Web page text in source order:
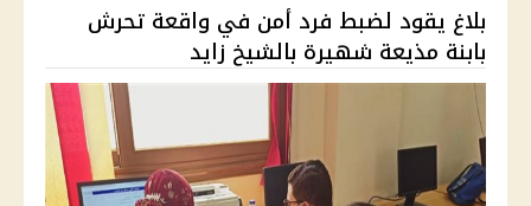
بلاغ يقود لضبط فرد أمن في واقعة تحرش
بابنة مذيعة شهيرة بالشيخ زايد